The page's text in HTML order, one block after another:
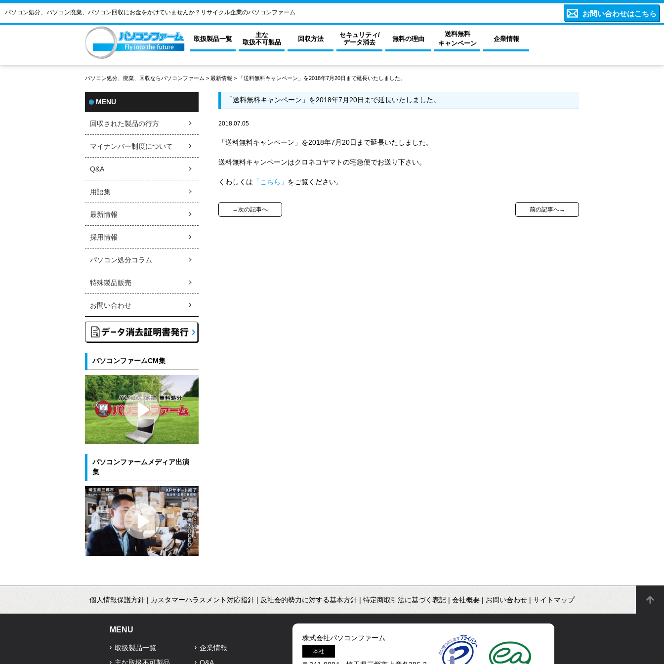
パソコン処分、パソコン廃棄、パソコン回収にお金をかけていませんか？リサイクル企業のパソコンファーム お問い合わせはこちら
取扱製品一覧
主な
取扱不可製品
回収方法
セキュリティ/
データ消去
無料の理由
送料無料
キャンペーン
企業情報
パソコン処分、廃棄、回収ならパソコンファーム > 最新情報 > 「送料無料キャンペーン」を2018年7月20日まで延長いたしました。
「送料無料キャンペーン」を2018年7月20日まで延長いたしました。
2018.07.05
「送料無料キャンペーン」を2018年7月20日まで延長いたしました。
送料無料キャンペーンはクロネコヤマトの宅急便でお送り下さい。
くわしくは 「こちら」 をご覧ください。
前の記事へ→
←次の記事へ
MENU
回収された製品の行方
マイナンバー制度について
Q&A
用語集
最新情報
採用情報
パソコン処分コラム
特殊製品販売
お問い合わせ
パソコンファームCM集
パソコンファームメディア出演
集
個人情報保護方針 | カスタマーハラスメント対応指針 | 反社会的勢力に対する基本方針 | 特定商取引法に基づく表記 | 会社概要 | お問い合わせ | サイトマップ
MENU
取扱製品一覧
企業情報
株式会社パソコンファーム
本社